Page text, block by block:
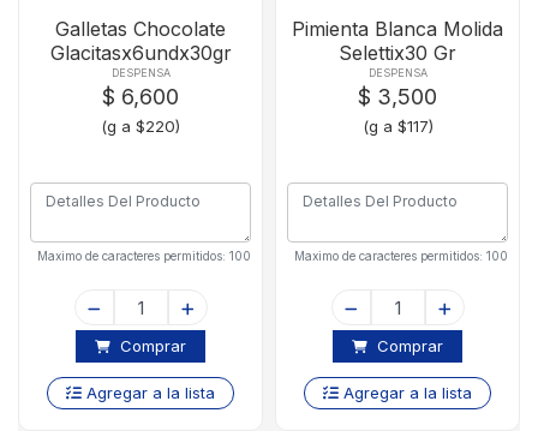
Galletas Chocolate
Glacitasx6undx30gr
DESPENSA
$ 6,600
(g a $220)
Maximo de caracteres permitidos: 100
Comprar
Agregar a la lista
Pimienta Blanca Molida
Selettix30 Gr
DESPENSA
$ 3,500
(g a $117)
Maximo de caracteres permitidos: 100
Comprar
Agregar a la lista